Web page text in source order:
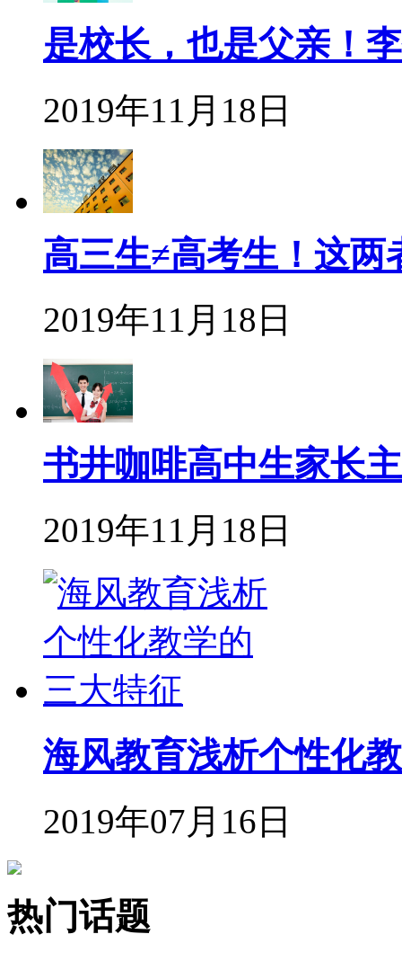
是校长，也是父亲！
2019年11月18日
高三生≠高考生！这两
2019年11月18日
书井咖啡高中生家长
2019年11月18日
海风教育浅析个性化
2019年07月16日
热门话题